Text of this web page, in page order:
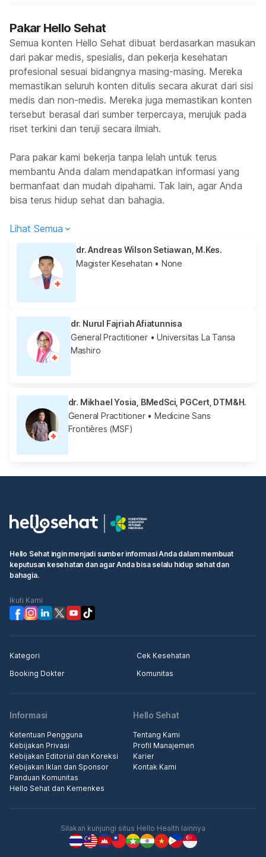
Pakar Hello Sehat
Semua konten Hello Sehat dibuat berdasarkan masukan
dari pakar medis, spesialis, dan pekerja kesehatan
profesional sesuai bidangnya masing-masing. Mereka
memastikan seluruh konten ditulis secara akurat dari sisi
medis dan non-medis. Mereka juga memastikan konten
tersebut berasal dari sumber terpercaya, merujuk pada
riset terkini dan teruji secara ilmiah.
Para pakar kami bekerja tanpa lelah untuk terus
membantu Anda dalam mendapatkan informasi yang
bermanfaat dan mudah dipahami. Tak lain, agar Anda
bisa terus hidup sehat dan bahagia.
Lihat Semua
dr. Andreas Wilson Setiawan, M.Kes.
Magister Kesehatan • None
dr. Nurul Fajriah Afiatunnisa
General Practitioner• Universitas La Tansa
Mashiro
dr. Mikhael Yosia, BMedSci, PGCert, DTM&H.
General Practitioner• Medicine Sans
Frontières (MSF)
Hello Sehat ingin menjadi sumber informasi Anda dalam membuat
keputusan kesehatan dan agar Anda bisa selalu hidup sehat dan
bahagia.
Ikuti Kami
Kategori
Cek Kesehatan
Booking Dokter
Komunitas
Informasi
Ketentuan Pengguna
Kebijakan Privasi
Kebijakan Editorial dan Koreksi
Kebijakan Iklan dan Sponsor
Panduan Komunitas
Hello Sehat dan Kemenkes
Hello Sehat
Tentang Kami
Profil Manajemen
Karier
Kontak Kami
Silakan kunjungi situs Hello Health lainnya